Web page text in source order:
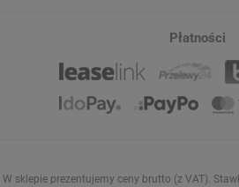
Płatności
W sklepie prezentujemy ceny brutto (z VAT).